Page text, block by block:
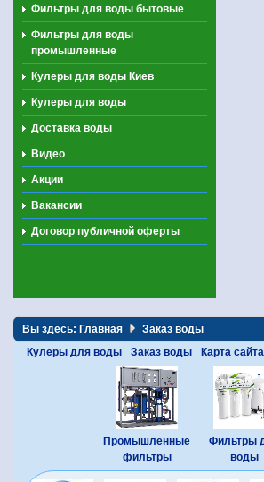
Фильтры для воды бытовые
Фильтры для воды
промышленные
Кулеры для воды Киев
Кулеры для воды
Доставка воды
Видео
Акции
Вакансии
Договор публичной оферты
Вы здесь: Главная
Заказ воды
Кулеры для воды
Заказ воды Карта сайта
Промышленные
фильтры
Фильтры
воды